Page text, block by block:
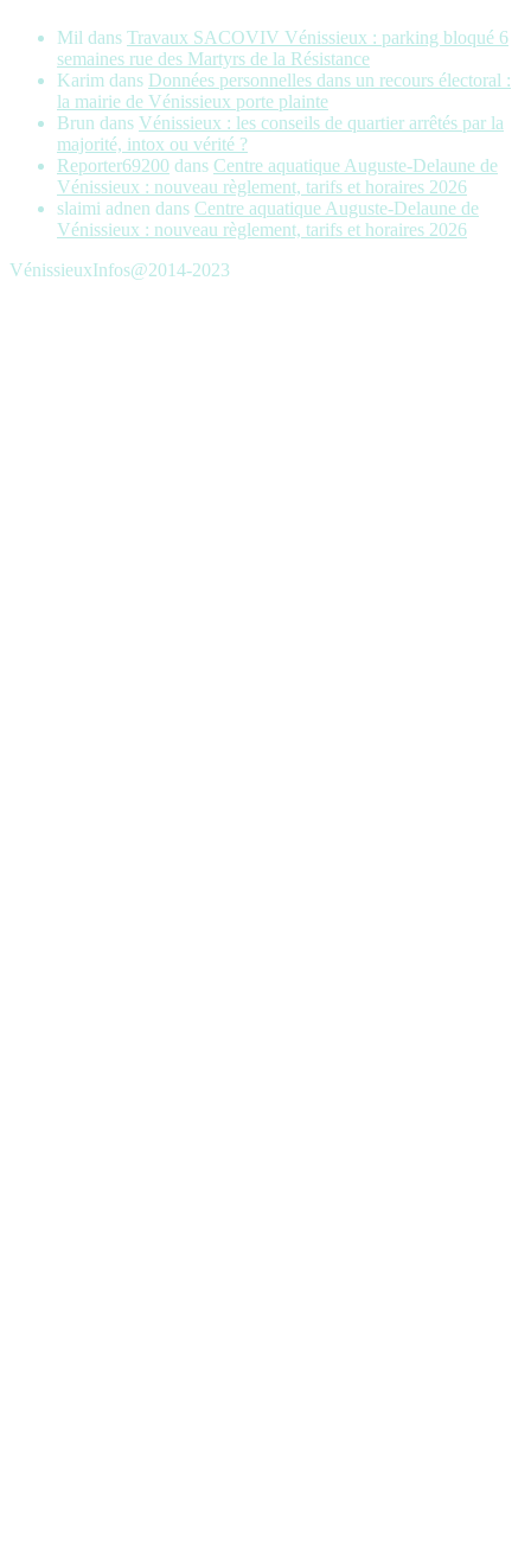
Mil dans Travaux SACOVIV Vénissieux : parking bloqué 6
semaines rue des Martyrs de la Résistance
Karim dans Données personnelles dans un recours électoral :
la mairie de Vénissieux porte plainte
Brun dans Vénissieux : les conseils de quartier arrêtés par la
majorité, intox ou vérité ?
Reporter69200 dans Centre aquatique Auguste-Delaune de
Vénissieux : nouveau règlement, tarifs et horaires 2026
slaimi adnen dans Centre aquatique Auguste-Delaune de
Vénissieux : nouveau règlement, tarifs et horaires 2026
VénissieuxInfos@2014-2023